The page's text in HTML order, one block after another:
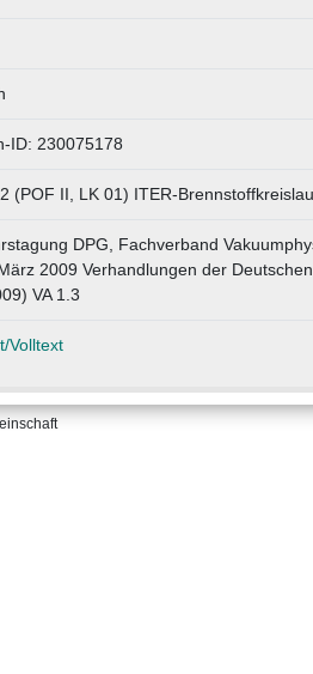
ID: 230075178
(POF II, LK 01) ITER-
DPG, Fachverband
2009 Verhandlungen der
VA 1.3
Volltext